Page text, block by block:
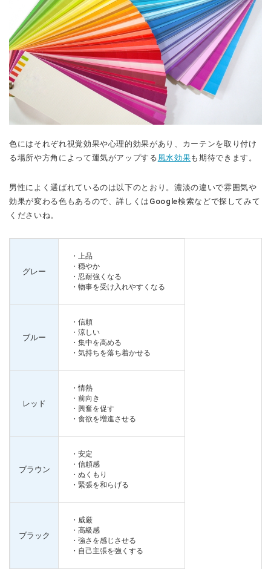
色にはそれぞれ視覚効果や心理的効果があり、カーテンを取り付け
る場所や方角によって運気がアップする 風水効果も期待できます。
男性によく選ばれているのは以下のとおり。濃淡の違いで雰囲気や
効果が変わる色もあるので、詳しくはGoogle検索などで探してみて
くださいね。
グレー
・上品
・穏やか
・忍耐強くなる
・物事を受け入れやすくなる
ブルー
・信頼
・涼しい
・集中を高める
・気持ちを落ち着かせる
レッド
・情熱
・前向き
・興奮を促す
・食欲を増進させる
ブラウン
・安定
・信頼感
・ぬくもり
・緊張を和らげる
ブラック
・威厳
・高級感
・強さを感じさせる
・自己主張を強くする